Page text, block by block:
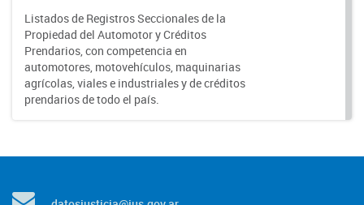
Listados de Registros Seccionales de la
Propiedad del Automotor y Créditos
Prendarios, con competencia en
automotores, motovehículos, maquinarias
agrícolas, viales e industriales y de créditos
prendarios de todo el país.